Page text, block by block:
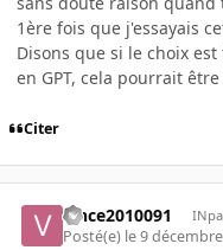
1ère fois que j'essayais
Disons que si le choix
en GPT, cela pourrait
Citer
vince2010091
Posté(e) le 9